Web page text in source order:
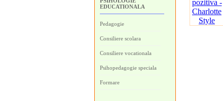
EDUCATIONALA
Pedagogie
Consiliere scolara
Consiliere vocationala
Psihopedagogie speciala
Formare